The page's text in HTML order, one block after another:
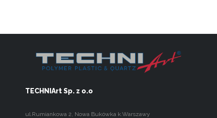
TECHNIArt Sp. z o.o
ul.Rumiankowa 2 Nowa Bukówka k.Warszawy